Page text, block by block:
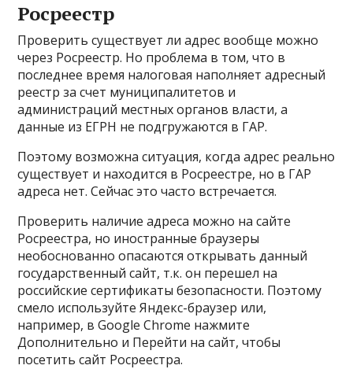
Росреестр
Проверить существует ли адрес вообще можно
через Росреестр. Но проблема в том, что в
последнее время налоговая наполняет адресный
реестр за счет муниципалитетов и
администраций местных органов власти, а
данные из ЕГРН не подгружаются в ГАР.
Поэтому возможна ситуация, когда адрес реально
существует и находится в Росреестре, но в ГАР
адреса нет. Сейчас это часто встречается.
Проверить наличие адреса можно на сайте
Росреестра, но иностранные браузеры
необоснованно опасаются открывать данный
государственный сайт, т.к. он перешел на
российские сертификаты безопасности. Поэтому
смело используйте Яндекс-браузер или,
например, в Google Chrome нажмите
Дополнительно и Перейти на сайт, чтобы
посетить сайт Росреестра.